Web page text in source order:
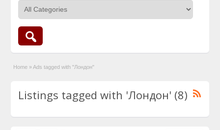
Home » Ads tagged with "Лондон"
Listings tagged with 'Лондон' (8)